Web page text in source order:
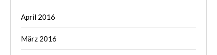
April 2016
März 2016